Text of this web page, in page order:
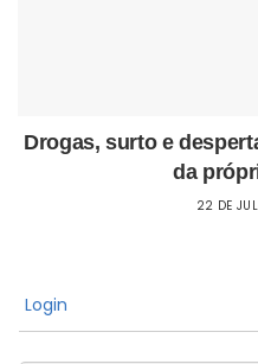
Drogas, surto e
da
22 DE
Login